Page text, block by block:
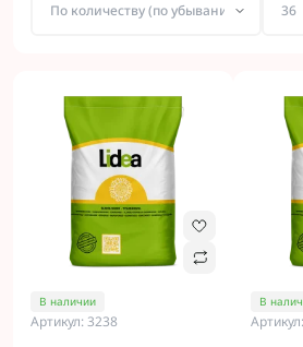
В наличии
Артикул: 3238
В